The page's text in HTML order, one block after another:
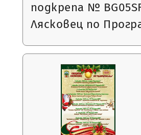
подкрепа №
Лясковец по